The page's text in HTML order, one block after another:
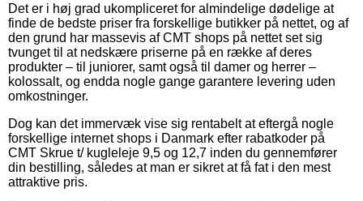
Det er i høj grad ukompliceret for almindelige dødelige at
finde de bedste priser fra forskellige butikker på nettet, og af
den grund har massevis af CMT shops på nettet set sig
tvunget til at nedskære priserne på en række af deres
produkter – til juniorer, samt også til damer og herrer –
kolossalt, og endda nogle gange garantere levering uden
omkostninger.
Dog kan det immervæk vise sig rentabelt at eftergå nogle
forskellige internet shops i Danmark efter rabatkoder på
CMT Skrue t/ kugleleje 9,5 og 12,7 inden du gennemfører
din bestilling, således at man er sikret at få fat i den mest
attraktive pris.